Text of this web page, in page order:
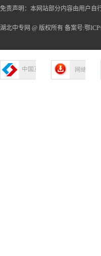
免责声明：本网站部分内容由用户自
湖北中专网 @ 版权所有 备案号:鄂